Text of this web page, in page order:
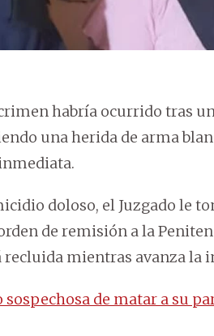
habría ocurrido tras
una herida de arma
doloso, el Juzgado le
de remisión a la
mientras avanza la
de matar a su